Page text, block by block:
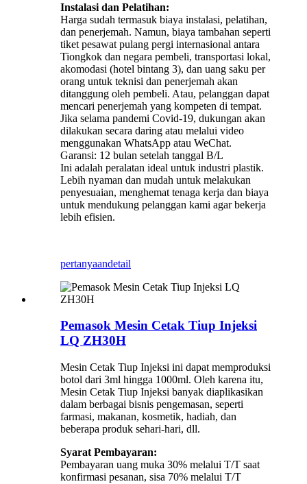
Instalasi dan Pelatihan:
Harga sudah termasuk biaya instalasi, pelatihan,
dan penerjemah. Namun, biaya tambahan seperti
tiket pesawat pulang pergi internasional antara
Tiongkok dan negara pembeli, transportasi lokal,
akomodasi (hotel bintang 3), dan uang saku per
orang untuk teknisi dan penerjemah akan
ditanggung oleh pembeli. Atau, pelanggan dapat
mencari penerjemah yang kompeten di tempat.
Jika selama pandemi Covid-19, dukungan akan
dilakukan secara daring atau melalui video
menggunakan WhatsApp atau WeChat.
Garansi: 12 bulan setelah tanggal B/L
Ini adalah peralatan ideal untuk industri plastik.
Lebih nyaman dan mudah untuk melakukan
penyesuaian, menghemat tenaga kerja dan biaya
untuk mendukung pelanggan kami agar bekerja
lebih efisien.
pertanyaandetail
Pemasok Mesin Cetak Tiup Injeksi
LQ ZH30H
Mesin Cetak Tiup Injeksi ini dapat memproduksi
botol dari 3ml hingga 1000ml. Oleh karena itu,
Mesin Cetak Tiup Injeksi banyak diaplikasikan
dalam berbagai bisnis pengemasan, seperti
farmasi, makanan, kosmetik, hadiah, dan
beberapa produk sehari-hari, dll.
Syarat Pembayaran:
Pembayaran uang muka 30% melalui T/T saat
konfirmasi pesanan, sisa 70% melalui T/T